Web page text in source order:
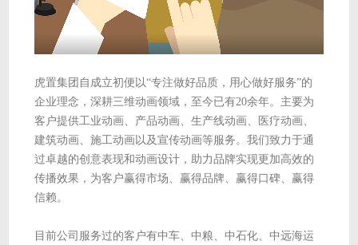
虎置集团自成立初便以“专注做好品质，用心做好服务”的
企业理念，深耕三维动画领域，至今已有20余年。主要为
客户提供工业动画、产品动画、生产线动画、医疗动画、
建筑动画、施工动画以及宣传动画等服务。我们致力于通
过卓越的创意表现和动画设计，助力品牌实现更加高效的
传播效果，为客户赢得市场、赢得品牌、赢得口碑、赢得
信赖。
目前公司服务过的客户有中车、中粮、中石化、中远海运